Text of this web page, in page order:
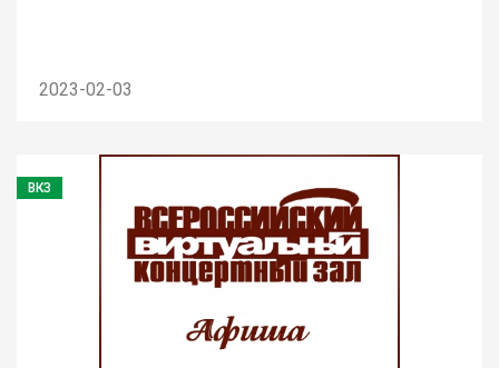
2023-02-03
ВКЗ